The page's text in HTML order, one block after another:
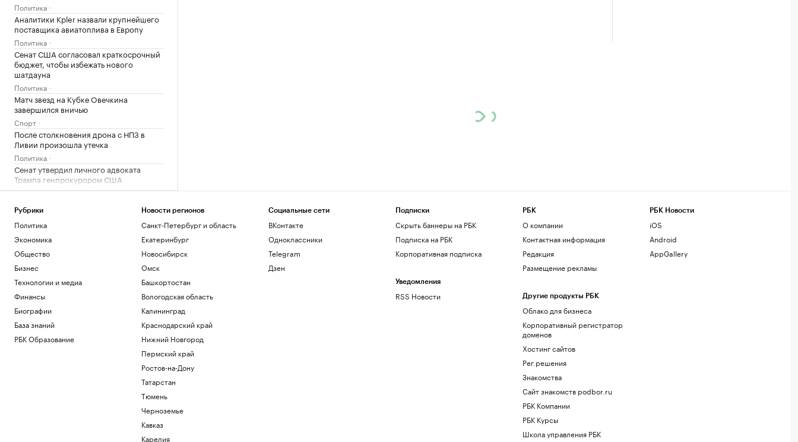
Политика
Аналитики Kpler назвали крупнейшего
поставщика авиатоплива в Европу
Политика
Сенат США согласовал краткосрочный
бюджет, чтобы избежать нового
шатдауна
Политика
Матч звезд на Кубке Овечкина
завершился вничью
Спорт
После столкновения дрона с НПЗ в
Ливии произошла утечка
Политика
Сенат утвердил личного адвоката
Трампа генпрокурором США
Политика
в Таиланде выросло до девяти
Общество
Bloomberg узнал об ограничении
Турцией прохода судов в Черном море
Спорт
Россиянина арестовали за
финансирование терроризма
«звездами» мессенджера
Общество
Рубрики
Политика
Экономика
Общество
Бизнес
Технологии и медиа
Финансы
Биографии
База знаний
РБК Образование
Новости регионов
Санкт-Петербург и область
Екатеринбург
Новосибирск
Омск
Башкортостан
Вологодская область
Калининград
Краснодарский край
Нижний Новгород
Пермский край
Ростов-на-Дону
Татарстан
Тюмень
Черноземье
Кавказ
Карелия
Социальные сети
ВКонтакте
Одноклассники
Telegram
Дзен
Подписки
Скрыть баннеры на РБК
Подписка на РБК
Корпоративная подписка
Уведомления
RSS Новости
РБК
О компании
Контактная информация
Редакция
Размещение рекламы
Другие продукты РБК
Облако для бизнеса
Корпоративный регистратор
доменов
Хостинг сайтов
Рег.решения
Знакомства
Сайт знакомств podbor.ru
РБК Компании
РБК Курсы
Школа управления РБК
РБК Новости
iOS
Android
AppGallery